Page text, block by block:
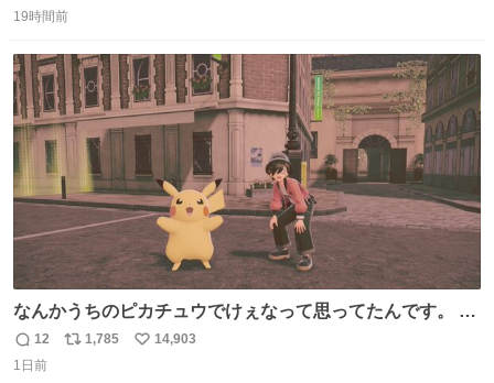
残り、怖い思いをして頑張った子だった😢私の家族を支え
信
ポ
ト
数
数
19時間前
なんかうちのピカチュウでけぇなって思ってたんです。 そ
れでね、ライチュウにしたら普通のライチュウと変わらな
いサイズになるよなって思ったんですよ。これは名案だな
返
信
12
リ
1,785
い
14,903
1日前